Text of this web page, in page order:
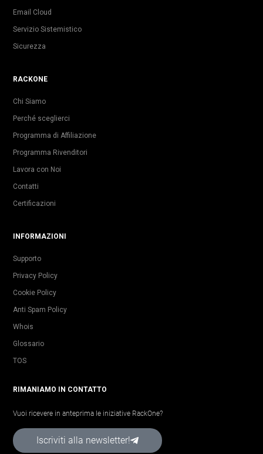
Email Cloud
Servizio Sistemistico
Sicurezza
RACKONE
Chi Siamo
Perché sceglierci
Programma di Affiliazione
Programma Rivenditori
Lavora con Noi
Contatti
Certificazioni
INFORMAZIONI
Supporto
Privacy Policy
Cookie Policy
Anti Spam Policy
Whois
Glossario
TOS
RIMANIAMO IN CONTATTO
Vuoi ricevere in anteprima le iniziative RackOne?
Iscriviti alla newsletter!